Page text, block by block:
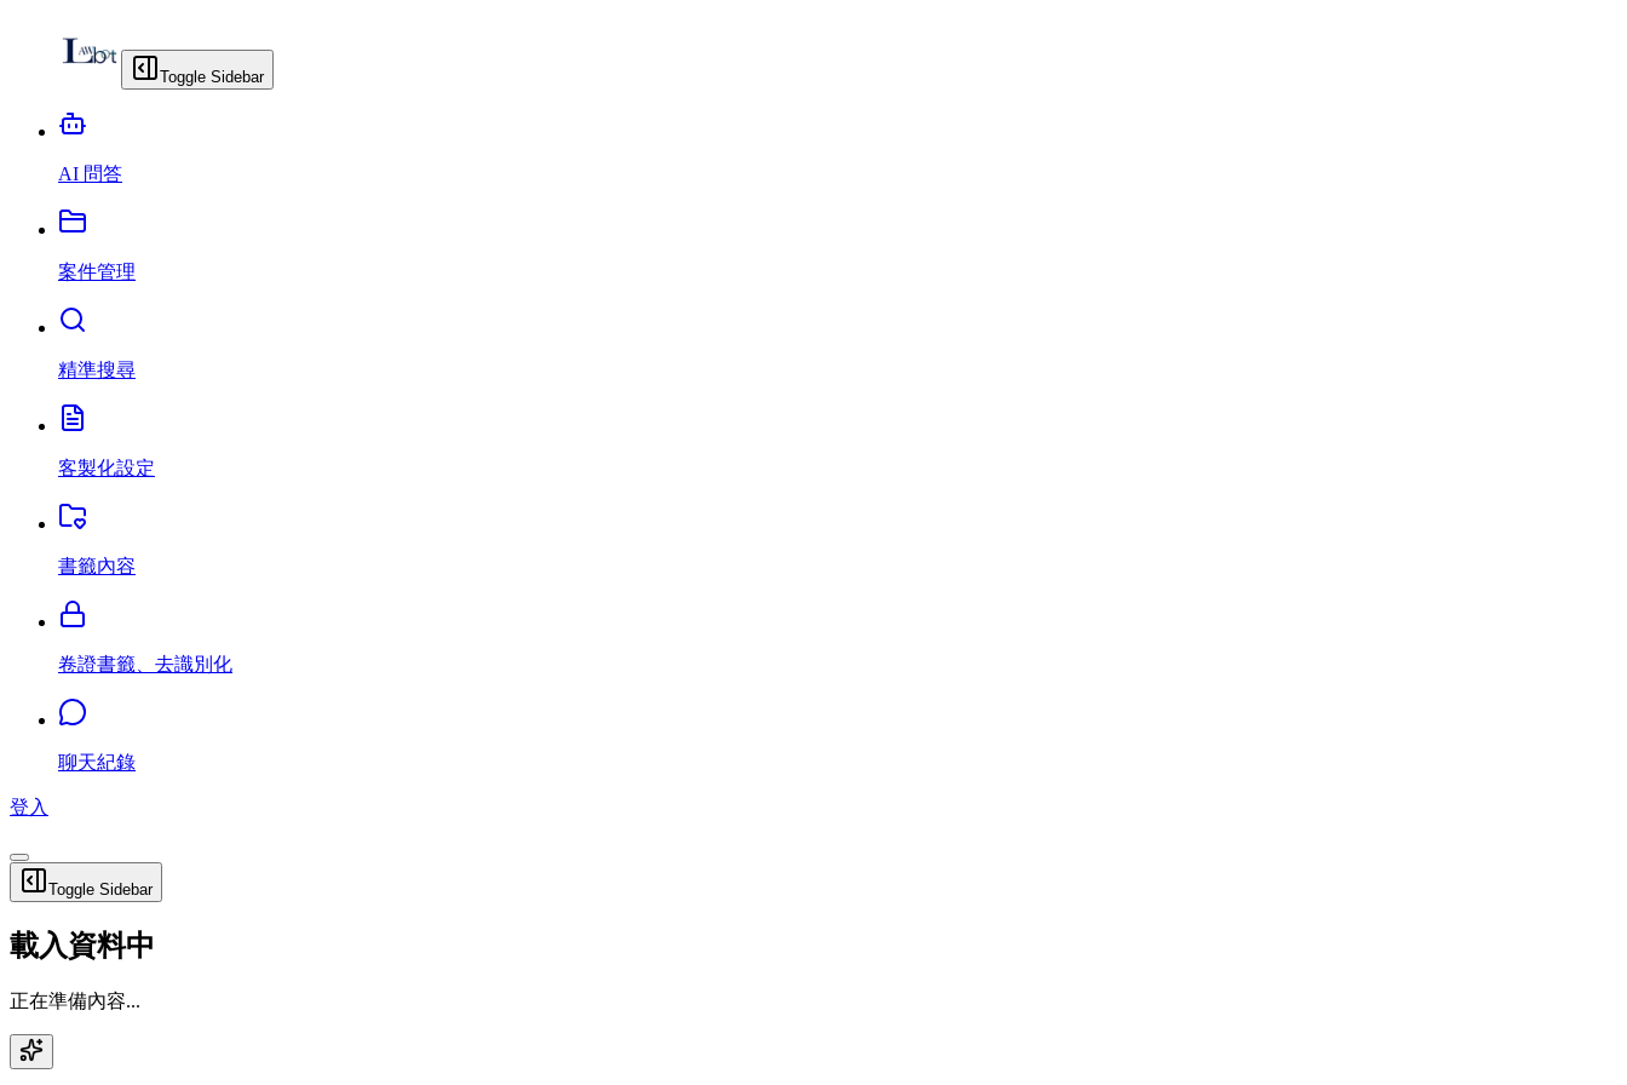
Toggle Sidebar
AI 問答
案件管理
精準搜尋
客製化設定
書籤內容
卷證書籤、去識別化
聊天紀錄
登入
Toggle Sidebar
載入資料中
正在準備內容...